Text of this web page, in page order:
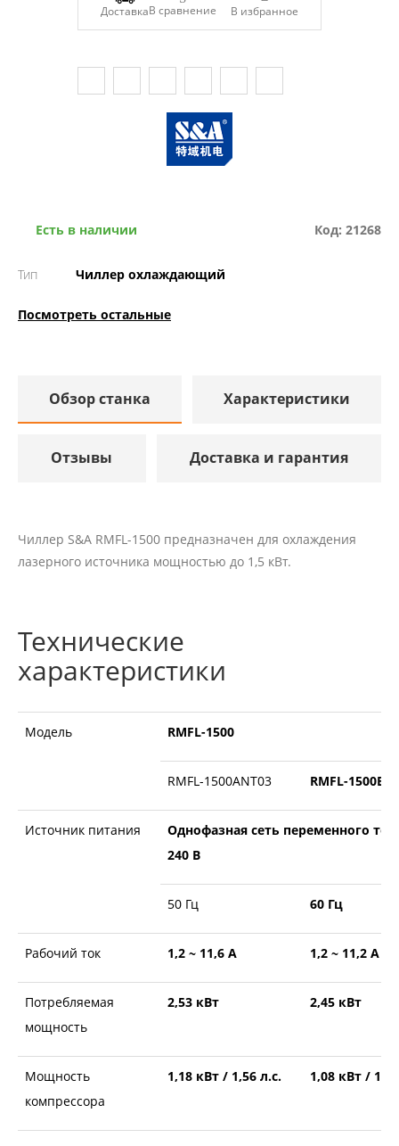
Есть в наличии Код: 21268
Тип Чиллер охлаждающий
Посмотреть остальные
ДоставкаВ сравнение
Обзор станка Характеристики
Отзывы Доставка и гарантия
Чиллер S&A RMFL-1500 предназначен для охлаждения
лазерного источника мощностью до 1,5 кВт.
Технические
характеристики
Модель RMFL-1500
RMFL-1500ANT03 RMFL-
Источник питания
Однофазная сеть переменного
240 В
50 Гц 60 Гц
Рабочий ток 1,2 ~ 11,6 А 1,2 ~ 11,2 А
Потребляемая
мощность
2,53 кВт 2,45 кВт
Мощность
компрессора
1,18 кВт / 1,56 л.с. 1,08 кВт /